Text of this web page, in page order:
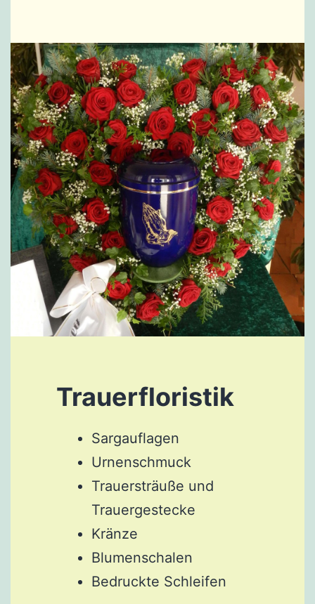
Trauerfloristik
Sargauflagen
Urnenschmuck
Trauersträuße und
Trauergestecke
Kränze
Blumenschalen
Bedruckte Schleifen